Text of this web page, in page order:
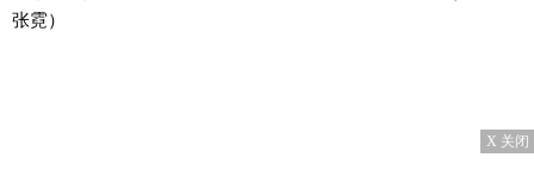
张霓）
X 关闭